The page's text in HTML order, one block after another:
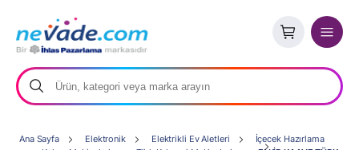
Ana Sayfa Elektronik Elektrikli Ev Aletleri
İçecek Hazırlama